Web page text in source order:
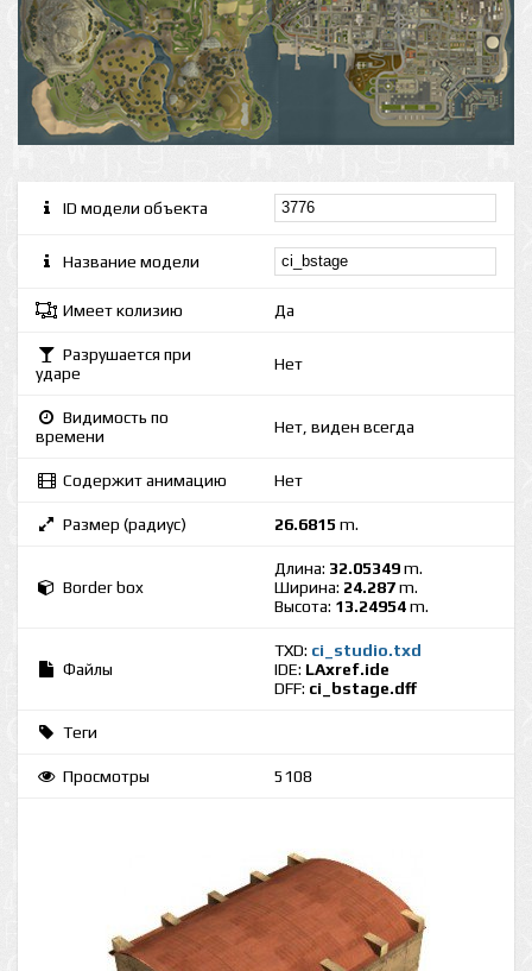
ID модели объекта
Название модели
Имеет колизию Да
Разрушается при
ударе
Нет
Видимость по
времени
Нет, виден всегда
Содержит анимацию Нет
Размер (радиус) 26.6815 m.
Border box
Длина: 32.05349m.
Ширина: 24.287m.
Высота: 13.24954m.
Файлы
TXD: ci_studio.txd
IDE: LAxref.ide
DFF: ci_bstage.dff
Теги
Просмотры 5108